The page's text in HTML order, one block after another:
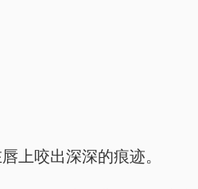
上咬出深深的痕迹。